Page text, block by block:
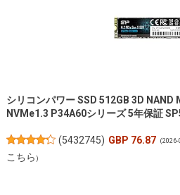
シリコンパワー SSD 512GB 3D NAND
NVMe1.3 P34A60シリーズ 5年保証
(5432745) GBP 76.87 (2026-
こちら)